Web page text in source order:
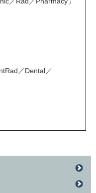
／Dental／